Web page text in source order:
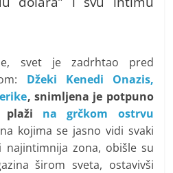
svet je zadrhtao pred
Džeki Kenedi Onazis,
, snimljena je potpuno
plaži na grčkom ostrvu
kojima se jasno vidi svaki
zona, obišle su
širom sveta, ostavivši